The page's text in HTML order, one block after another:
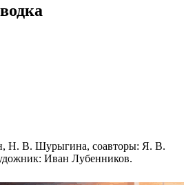
Н. В. Шурыгина, соавторы: Я. В.
Иван Лубенников.